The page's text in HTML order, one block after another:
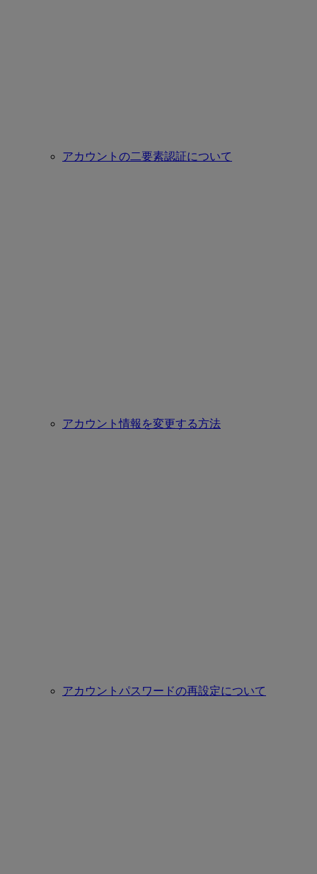
アカウントの二要素認証について
アカウント情報を変更する方法
アカウントパスワードの再設定について